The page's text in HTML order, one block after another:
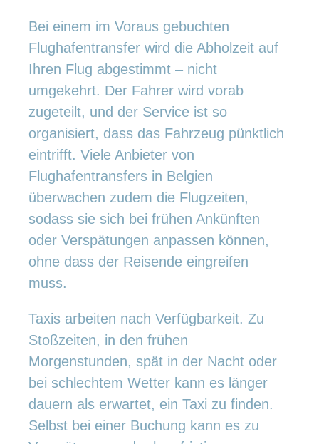
Bei einem im Voraus gebuchten
Flughafentransfer wird die Abholzeit auf
Ihren Flug abgestimmt – nicht
umgekehrt. Der Fahrer wird vorab
zugeteilt, und der Service ist so
organisiert, dass das Fahrzeug pünktlich
eintrifft. Viele Anbieter von
Flughafentransfers in Belgien
überwachen zudem die Flugzeiten,
sodass sie sich bei frühen Ankünften
oder Verspätungen anpassen können,
ohne dass der Reisende eingreifen
muss.
Taxis arbeiten nach Verfügbarkeit. Zu
Stoßzeiten, in den frühen
Morgenstunden, spät in der Nacht oder
bei schlechtem Wetter kann es länger
dauern als erwartet, ein Taxi zu finden.
Selbst bei einer Buchung kann es zu